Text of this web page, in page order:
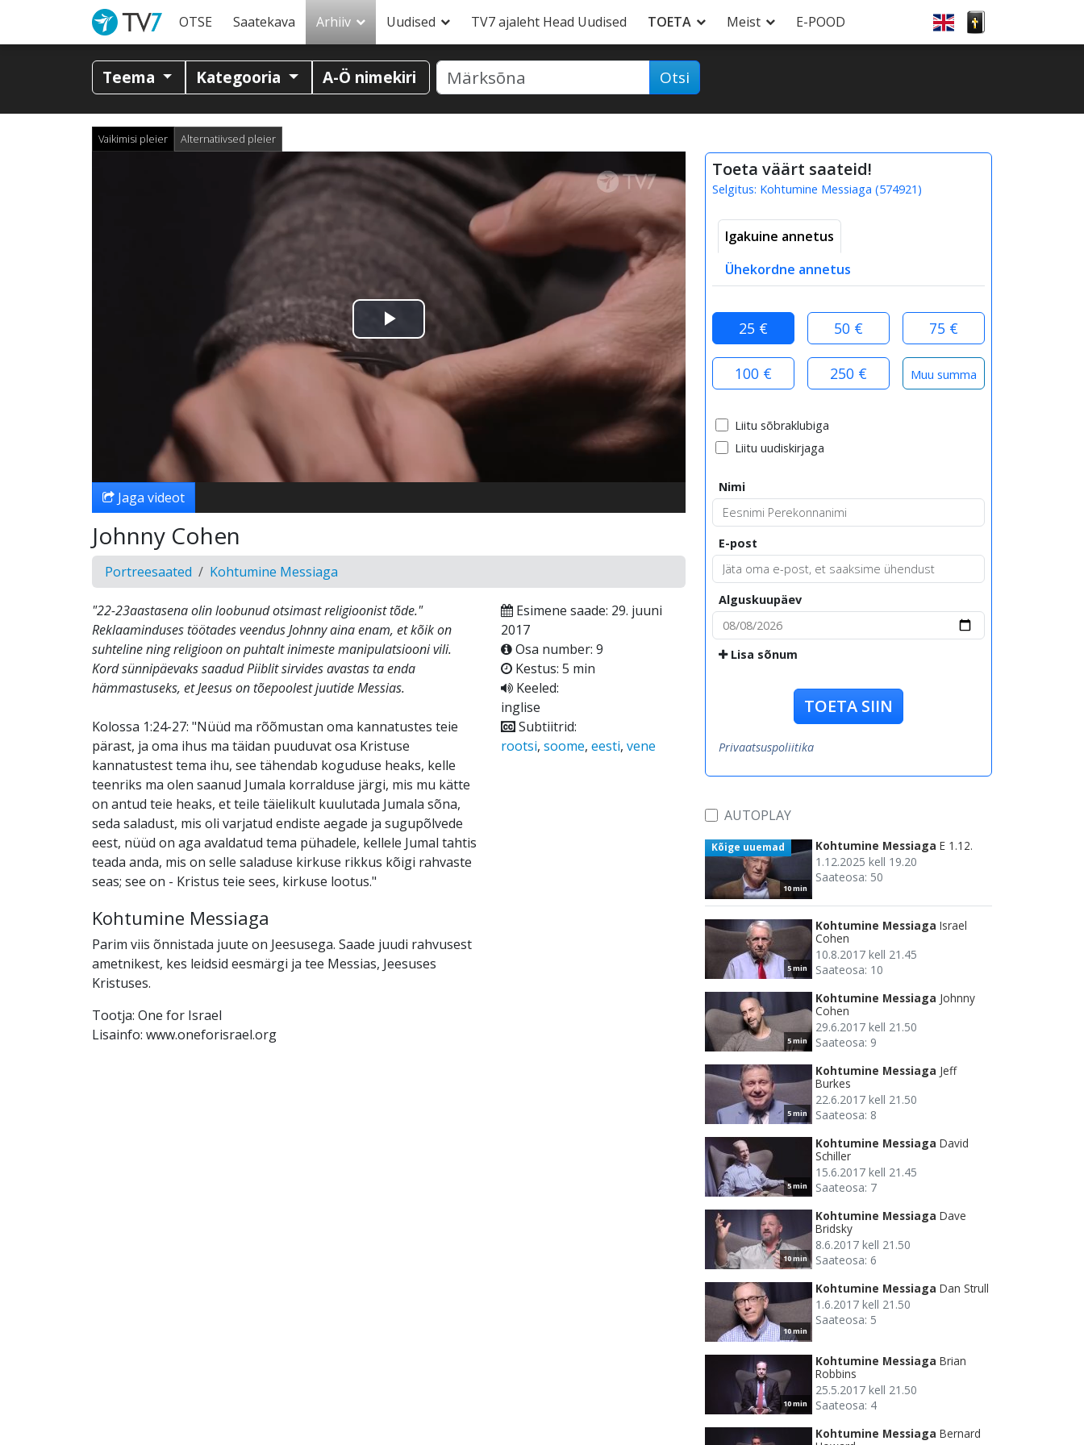
OTSE Saatekava Arhiiv Uudised TV7 ajaleht Head Uudised TOETA Meist E-POOD
Teema Kategooria A-Ö nimekiri Otsi
Vaikimisi pleier Alternatiivsed pleier
Esita
video
Jaga videot
Johnny Cohen
Portreesaated Kohtumine Messiaga
"22-23aastasena olin loobunud otsimast religioonist tõde."
Reklaaminduses töötades veendus Johnny aina enam, et kõik on
suhteline ning religioon on puhtalt inimeste manipulatsiooni vili.
Kord sünnipäevaks saadud Piiblit sirvides avastas ta enda
hämmastuseks, et Jeesus on tõepoolest juutide Messias.
Kolossa 1:24-27: "Nüüd ma rõõmustan oma kannatustes teie
pärast, ja oma ihus ma täidan puuduvat osa Kristuse
kannatustest tema ihu, see tähendab koguduse heaks, kelle
teenriks ma olen saanud Jumala korralduse järgi, mis mu kätte
on antud teie heaks, et teile täielikult kuulutada Jumala sõna,
seda saladust, mis oli varjatud endiste aegade ja sugupõlvede
eest, nüüd on aga avaldatud tema pühadele, kellele Jumal tahtis
teada anda, mis on selle saladuse kirkuse rikkus kõigi rahvaste
seas; see on - Kristus teie sees, kirkuse lootus."
Kohtumine Messiaga
Parim viis õnnistada juute on Jeesusega. Saade juudi rahvusest
ametnikest, kes leidsid eesmärgi ja tee Messias, Jeesuses
Kristuses.
Tootja: One for Israel
Lisainfo: www.oneforisrael.org
Esimene saade: 29. juuni
2017
Osa number: 9
Kestus: 5 min
Keeled:
inglise
Subtiitrid:
rootsi, soome, eesti, vene
Toeta väärt saateid!
Selgitus: Kohtumine Messiaga (574921 )
Igakuine annetus
Ühekordne annetus
25 € 50 € 75 €
100 € 250 €
Liitu sõbraklubiga
Liitu uudiskirjaga
Nimi
E-post
Alguskuupäev
Lisa sõnum
TOETA SIIN
Privaatsuspoliitika
AUTOPLAY
10 min
Kõige uuemad Kohtumine Messiaga E 1.12.
1.12.2025 kell 19.20
Saateosa: 50
5 min
Kohtumine Messiaga Israel
Cohen
10.8.2017 kell 21.45
Saateosa: 10
5 min
Kohtumine Messiaga Johnny
Cohen
29.6.2017 kell 21.50
Saateosa: 9
5 min
Kohtumine Messiaga Jeff
Burkes
22.6.2017 kell 21.50
Saateosa: 8
5 min
Kohtumine Messiaga David
Schiller
15.6.2017 kell 21.45
Saateosa: 7
10 min
Kohtumine Messiaga Dave
Bridsky
8.6.2017 kell 21.50
Saateosa: 6
10 min
Kohtumine Messiaga Dan Strull
1.6.2017 kell 21.50
Saateosa: 5
10 min
Kohtumine Messiaga Brian
Robbins
25.5.2017 kell 21.50
Saateosa: 4
Kohtumine Messiaga Bernard